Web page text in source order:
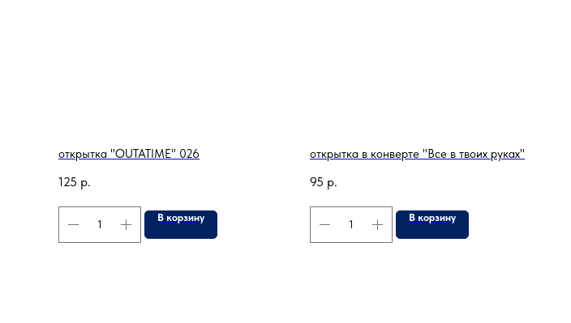
открытка "OUTATIME" 026
125 р.
В корзину
открытка в конверте "Все в твоих руках"
95 р.
В корзину